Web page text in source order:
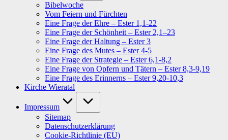
Bibelwoche
Vom Feiern und Fürchten
Eine Frage der Ehre – Ester 1,1-22
Eine Frage der Schönheit – Ester 2,1–23
Eine Frage der Haltung – Ester 3
Eine Frage des Mutes – Ester 4-5
Eine Frage der Strategie – Ester 6,1-8,2
Eine Frage von Opfern und Tätern – Ester 8,3-9,19
Eine Frage des Erinnerns – Ester 9,20-10,3
Kirche Wieratal
Impressum
Sitemap
Datenschutzerklärung
Cookie-Richtlinie (EU)